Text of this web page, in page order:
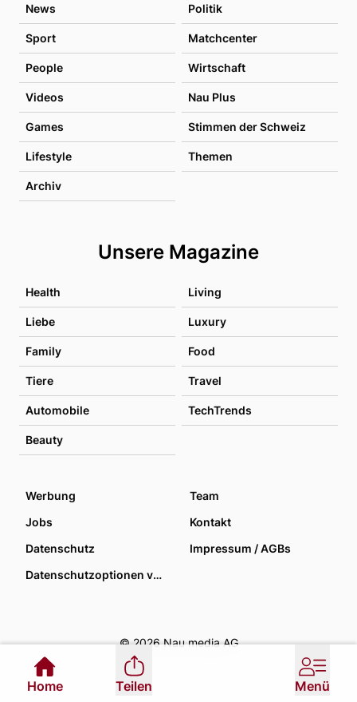
News Politik
Sport Matchcenter
People Wirtschaft
Videos Nau Plus
Games Stimmen der Schweiz
Lifestyle Themen
Archiv
Unsere Magazine
Health Living
Liebe Luxury
Family Food
Tiere Travel
Automobile TechTrends
Beauty
Werbung
Team
Jobs
Kontakt
Datenschutz
Impressum / AGBs
Datenschutzoptionen verwalten
© 2026 Nau media AG
Home Teilen Menü